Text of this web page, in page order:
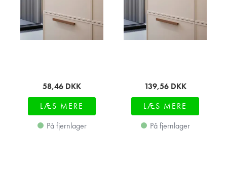
58,46 DKK
LÆS MERE
På fjernlager
139,56 DKK
LÆS MERE
På fjernlager